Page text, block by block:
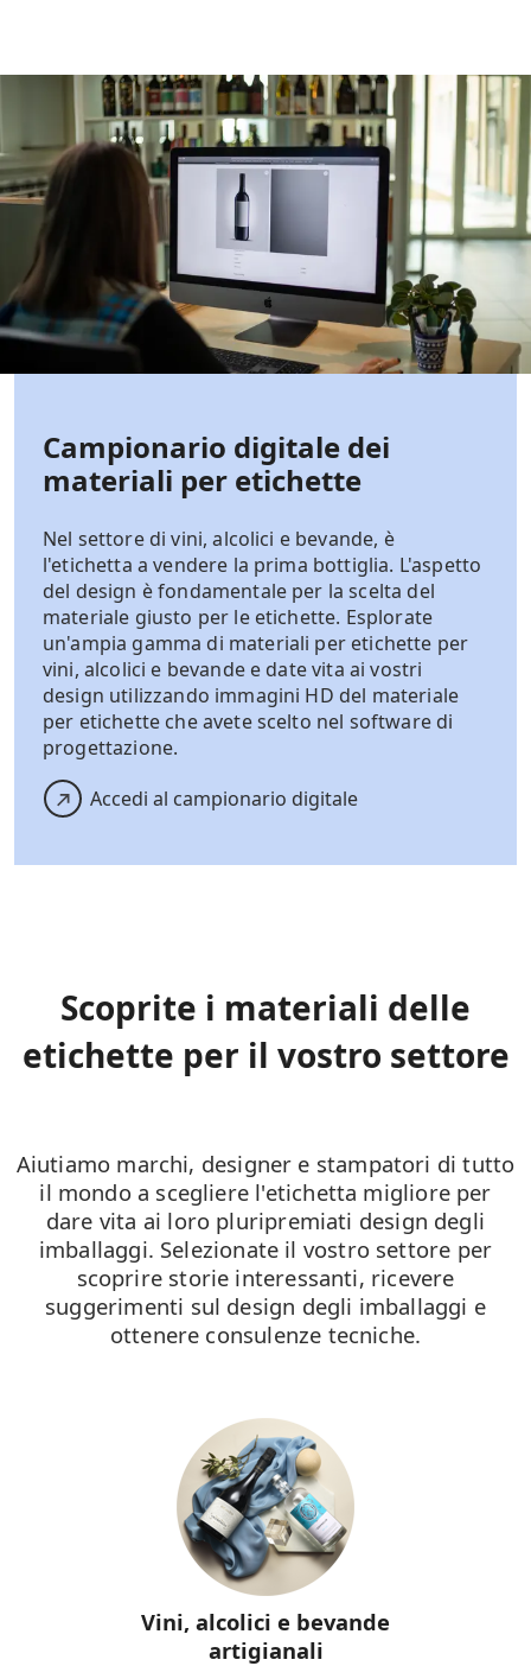
Campionario digitale dei
materiali per etichette
Nel settore di vini, alcolici e bevande, è
l'etichetta a vendere la prima bottiglia. L'aspetto
del design è fondamentale per la scelta del
materiale giusto per le etichette. Esplorate
un'ampia gamma di materiali per etichette per
vini, alcolici e bevande e date vita ai vostri
design utilizzando immagini HD del materiale
per etichette che avete scelto nel software di
progettazione.
Accedi al campionario digitale
Scoprite i materiali delle
etichette per il vostro settore
Aiutiamo marchi, designer e stampatori di tutto
il mondo a scegliere l'etichetta migliore per
dare vita ai loro pluripremiati design degli
imballaggi. Selezionate il vostro settore per
scoprire storie interessanti, ricevere
suggerimenti sul design degli imballaggi e
ottenere consulenze tecniche.
Vini, alcolici e bevande
artigianali